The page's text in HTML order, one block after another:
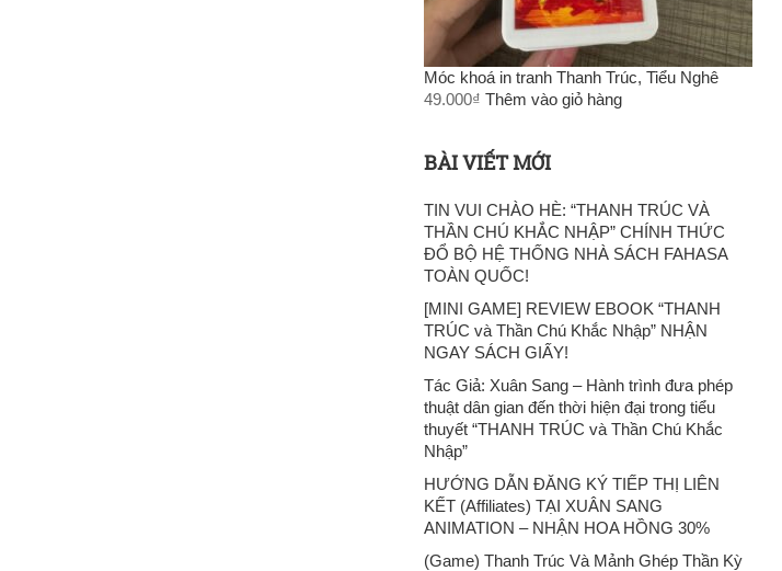
Móc khoá in tranh Thanh Trúc, Tiểu Nghê
49.000₫ Thêm vào giỏ hàng
BÀI VIẾT MỚI
TIN VUI CHÀO HÈ: “THANH TRÚC VÀ
THẦN CHÚ KHẮC NHẬP” CHÍNH THỨC
ĐỔ BỘ HỆ THỐNG NHÀ SÁCH FAHASA
TOÀN QUỐC!
[MINI GAME] REVIEW EBOOK “THANH
TRÚC và Thần Chú Khắc Nhập” NHẬN
NGAY SÁCH GIẤY!
Tác Giả: Xuân Sang – Hành trình đưa phép
thuật dân gian đến thời hiện đại trong tiểu
thuyết “THANH TRÚC và Thần Chú Khắc
Nhập”
HƯỚNG DẪN ĐĂNG KÝ TIẾP THỊ LIÊN
KẾT (Affiliates) TẠI XUÂN SANG
ANIMATION – NHẬN HOA HỒNG 30%
(Game) Thanh Trúc Và Mảnh Ghép Thần Kỳ